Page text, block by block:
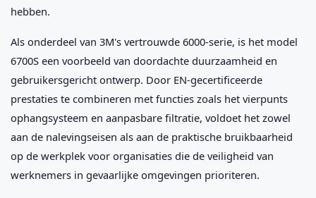
hebben.
Als onderdeel van 3M's vertrouwde 6000-serie, is het model
6700S een voorbeeld van doordachte duurzaamheid en
gebruikersgericht ontwerp. Door EN-gecertificeerde
prestaties te combineren met functies zoals het vierpunts
ophangsysteem en aanpasbare filtratie, voldoet het zowel
aan de nalevingseisen als aan de praktische bruikbaarheid
op de werkplek voor organisaties die de veiligheid van
werknemers in gevaarlijke omgevingen prioriteren.